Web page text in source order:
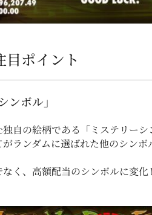
ポイント
ボル」
自の絵柄である「ミステリーシ
ランダムに選ばれた他のシン
く、高額配当のシンボルに変